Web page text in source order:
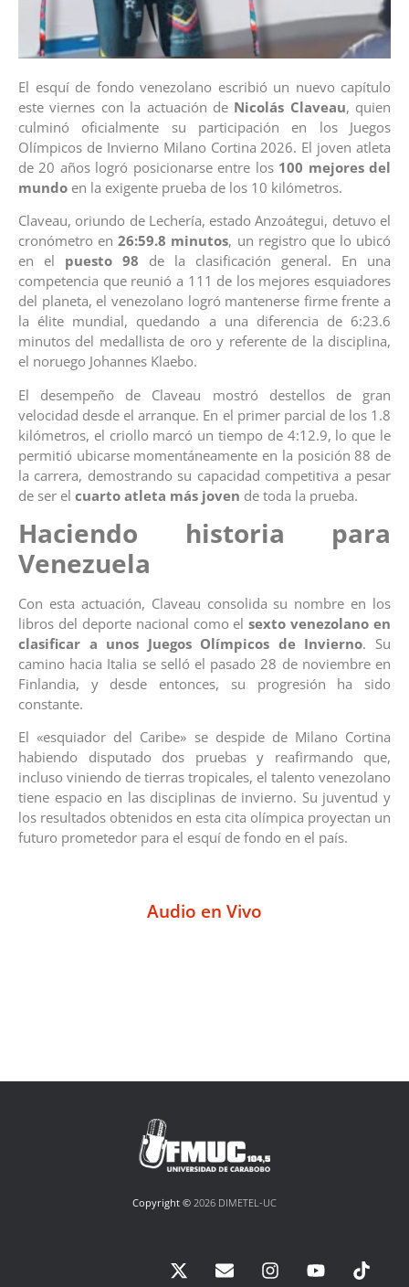
El esquí de fondo venezolano escribió un nuevo capítulo
este viernes con la actuación de Nicolás Claveau, quien
culminó oficialmente su participación en los Juegos
Olímpicos de Invierno Milano Cortina 2026. El joven atleta
de 20 años logró posicionarse entre los 100 mejores del
mundo en la exigente prueba de los 10 kilómetros.
Claveau, oriundo de Lechería, estado Anzoátegui, detuvo el
cronómetro en26:59.8 minutos, un registro que lo ubicó
en el puesto 98 de la clasificación general. En una
competencia que reunió a 111 de los mejores esquiadores
del planeta, el venezolano logró mantenerse firme frente a
la élite mundial, quedando a una diferencia de 6:23.6
minutos del medallista de oro y referente de la disciplina,
el noruego Johannes Klaebo.
El desempeño de Claveau mostró destellos de gran
velocidad desde el arranque. En el primer parcial de los 1.8
kilómetros, el criollo marcó un tiempo de 4:12.9, lo que le
permitió ubicarse momentáneamente en la posición 88 de
la carrera, demostrando su capacidad competitiva a pesar
de ser el cuarto atleta más joven de toda la prueba.
Haciendo historia para
Venezuela
Con esta actuación, Claveau consolida su nombre en los
libros del deporte nacional como elsexto venezolano en
clasificar a unos Juegos Olímpicos de Invierno. Su
camino hacia Italia se selló el pasado 28 de noviembre en
Finlandia, y desde entonces, su progresión ha sido
constante.
El «esquiador del Caribe» se despide de Milano Cortina
habiendo disputado dos pruebas y reafirmando que,
incluso viniendo de tierras tropicales, el talento venezolano
tiene espacio en las disciplinas de invierno. Su juventud y
los resultados obtenidos en esta cita olímpica proyectan un
futuro prometedor para el esquí de fondo en el país.
Audio en Vivo
Copyright © 2026 DIMETEL-UC